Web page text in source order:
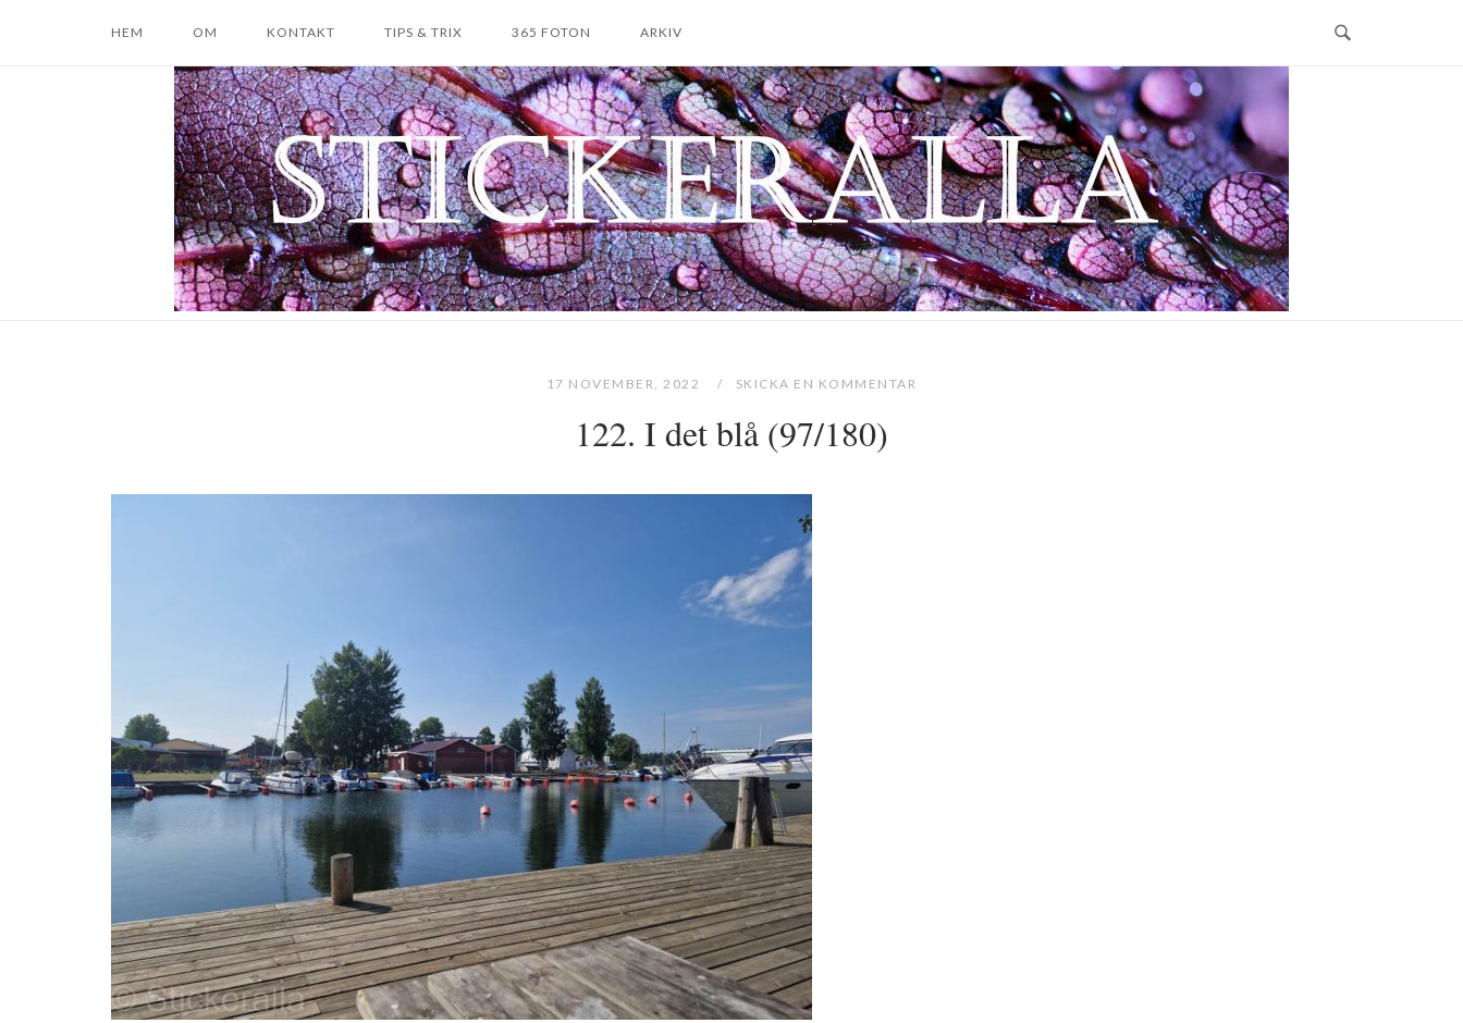
HEM OM KONTAKT TIPS & TRIX 365 FOTON ARKIV
Home
17 NOVEMBER, 2022 SKICKA EN KOMMENTAR
122. I det blå (97/180)